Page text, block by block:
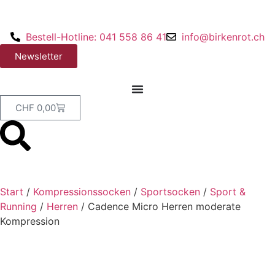
Bestell-Hotline: 041 558 86 41 info@birkenrot.ch
Newsletter
CHF 0,00
Start / Kompressionssocken / Sportsocken / Sport &
Running / Herren / Cadence Micro Herren moderate
Kompression